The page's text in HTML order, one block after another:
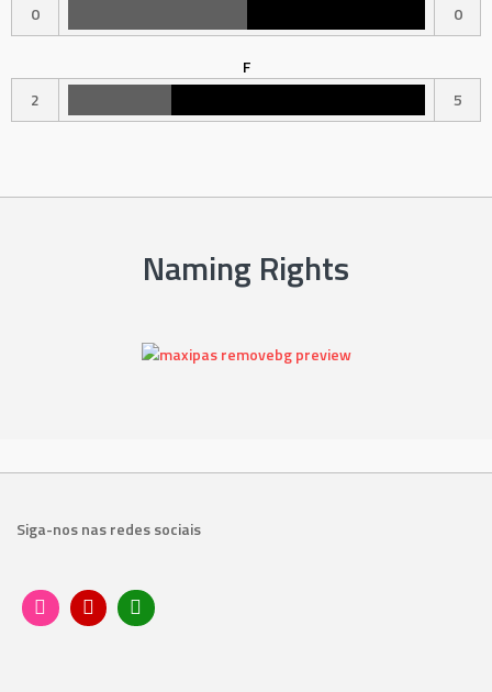
0
0
F
2
5
Naming Rights
Siga-nos nas redes sociais